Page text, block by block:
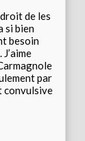
de les
si bien
besoin
par
convulsive